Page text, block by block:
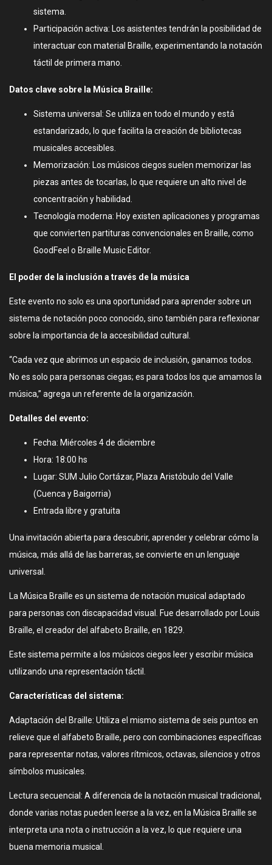
sistema.
Participación activa: Los asistentes tendrán la posibilidad de
interactuar con material Braille, experimentando la notación
táctil de primera mano.
Datos clave sobre la Música Braille:
Sistema universal: Se utiliza en todo el mundo y está
estandarizado, lo que facilita la creación de bibliotecas
musicales accesibles.
Memorización: Los músicos ciegos suelen memorizar las
piezas antes de tocarlas, lo que requiere un alto nivel de
concentración y habilidad.
Tecnología moderna: Hoy existen aplicaciones y programas
que convierten partituras convencionales en Braille, como
GoodFeel o Braille Music Editor.
El poder de la inclusión a través de la música
Este evento no solo es una oportunidad para aprender sobre un
sistema de notación poco conocido, sino también para reflexionar
sobre la importancia de la accesibilidad cultural.
“Cada vez que abrimos un espacio de inclusión, ganamos todos.
No es solo para personas ciegas; es para todos los que amamos la
música,” agrega un referente de la organización.
Detalles del evento:
Fecha: Miércoles 4 de diciembre
Hora: 18:00 hs
Lugar: SUM Julio Cortázar, Plaza Aristóbulo del Valle
(Cuenca y Baigorria)
Entrada libre y gratuita
Una invitación abierta para descubrir, aprender y celebrar cómo la
música, más allá de las barreras, se convierte en un lenguaje
universal.
La Música Braille es un sistema de notación musical adaptado
para personas con discapacidad visual. Fue desarrollado por Louis
Braille, el creador del alfabeto Braille, en 1829.
Este sistema permite a los músicos ciegos leer y escribir música
utilizando una representación táctil.
Características del sistema:
Adaptación del Braille: Utiliza el mismo sistema de seis puntos en
relieve que el alfabeto Braille, pero con combinaciones específicas
para representar notas, valores rítmicos, octavas, silencios y otros
símbolos musicales.
Lectura secuencial: A diferencia de la notación musical tradicional,
donde varias notas pueden leerse a la vez, en la Música Braille se
interpreta una nota o instrucción a la vez, lo que requiere una
buena memoria musical.